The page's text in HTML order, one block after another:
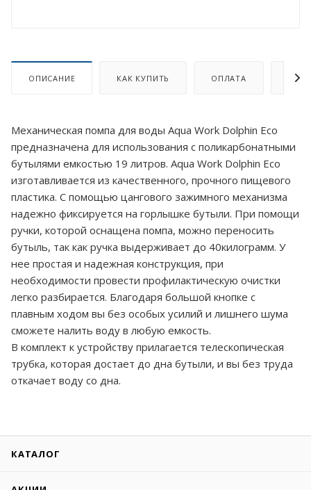
ОПИСАНИЕ КАК КУПИТЬ ОПЛАТА
Механическая помпа для воды Aqua Work Dolphin Eco
предназначена для использования с поликарбонатными
бутылями емкостью 19 литров. Aqua Work Dolphin Eco
изготавливается из качественного, прочного пищевого
пластика. С помощью цангового зажимного механизма
надежно фиксируется на горлышке бутыли. При помощи
ручки, которой оснащена помпа, можно переносить
бутыль, так как ручка выдерживает до 40килограмм. У
нее простая и надежная конструкция, при
необходимости провести профилактическую очистки
легко разбирается. Благодаря большой кнопке с
плавным ходом вы без особых усилий и лишнего шума
сможете налить воду в любую емкость.
В комплект к устройству прилагается телескопическая
трубка, которая достает до дна бутыли, и вы без труда
откачает воду со дна.
КАТАЛОГ